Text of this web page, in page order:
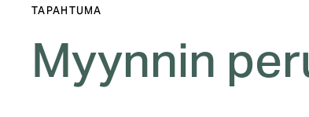
TAPAHTUMA
Myynnin